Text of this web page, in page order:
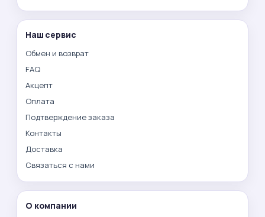
Наш сервис
Обмен и возврат
FAQ
Акцепт
Оплата
Подтверждение заказа
Контакты
Доставка
Связаться с нами
О компании